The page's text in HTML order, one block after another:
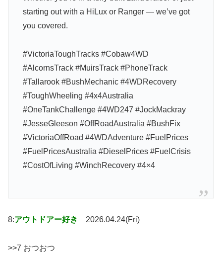
starting out with a HiLux or Ranger — we’ve got
you covered.
#VictoriaToughTracks #Cobaw4WD
#AlcornsTrack #MuirsTrack #PhoneTrack
#Tallarook #BushMechanic #4WDRecovery
#ToughWheeling #4x4Australia
#OneTankChallenge #4WD247 #JockMackray
#JesseGleeson #OffRoadAustralia #BushFix
#VictoriaOffRoad #4WDAdventure #FuelPrices
#FuelPricesAustralia #DieselPrices #FuelCrisis
#CostOfLiving #WinchRecovery #4×4
8:アウトドアー好き 2026.04.24(Fri)
>>7 おつおつ